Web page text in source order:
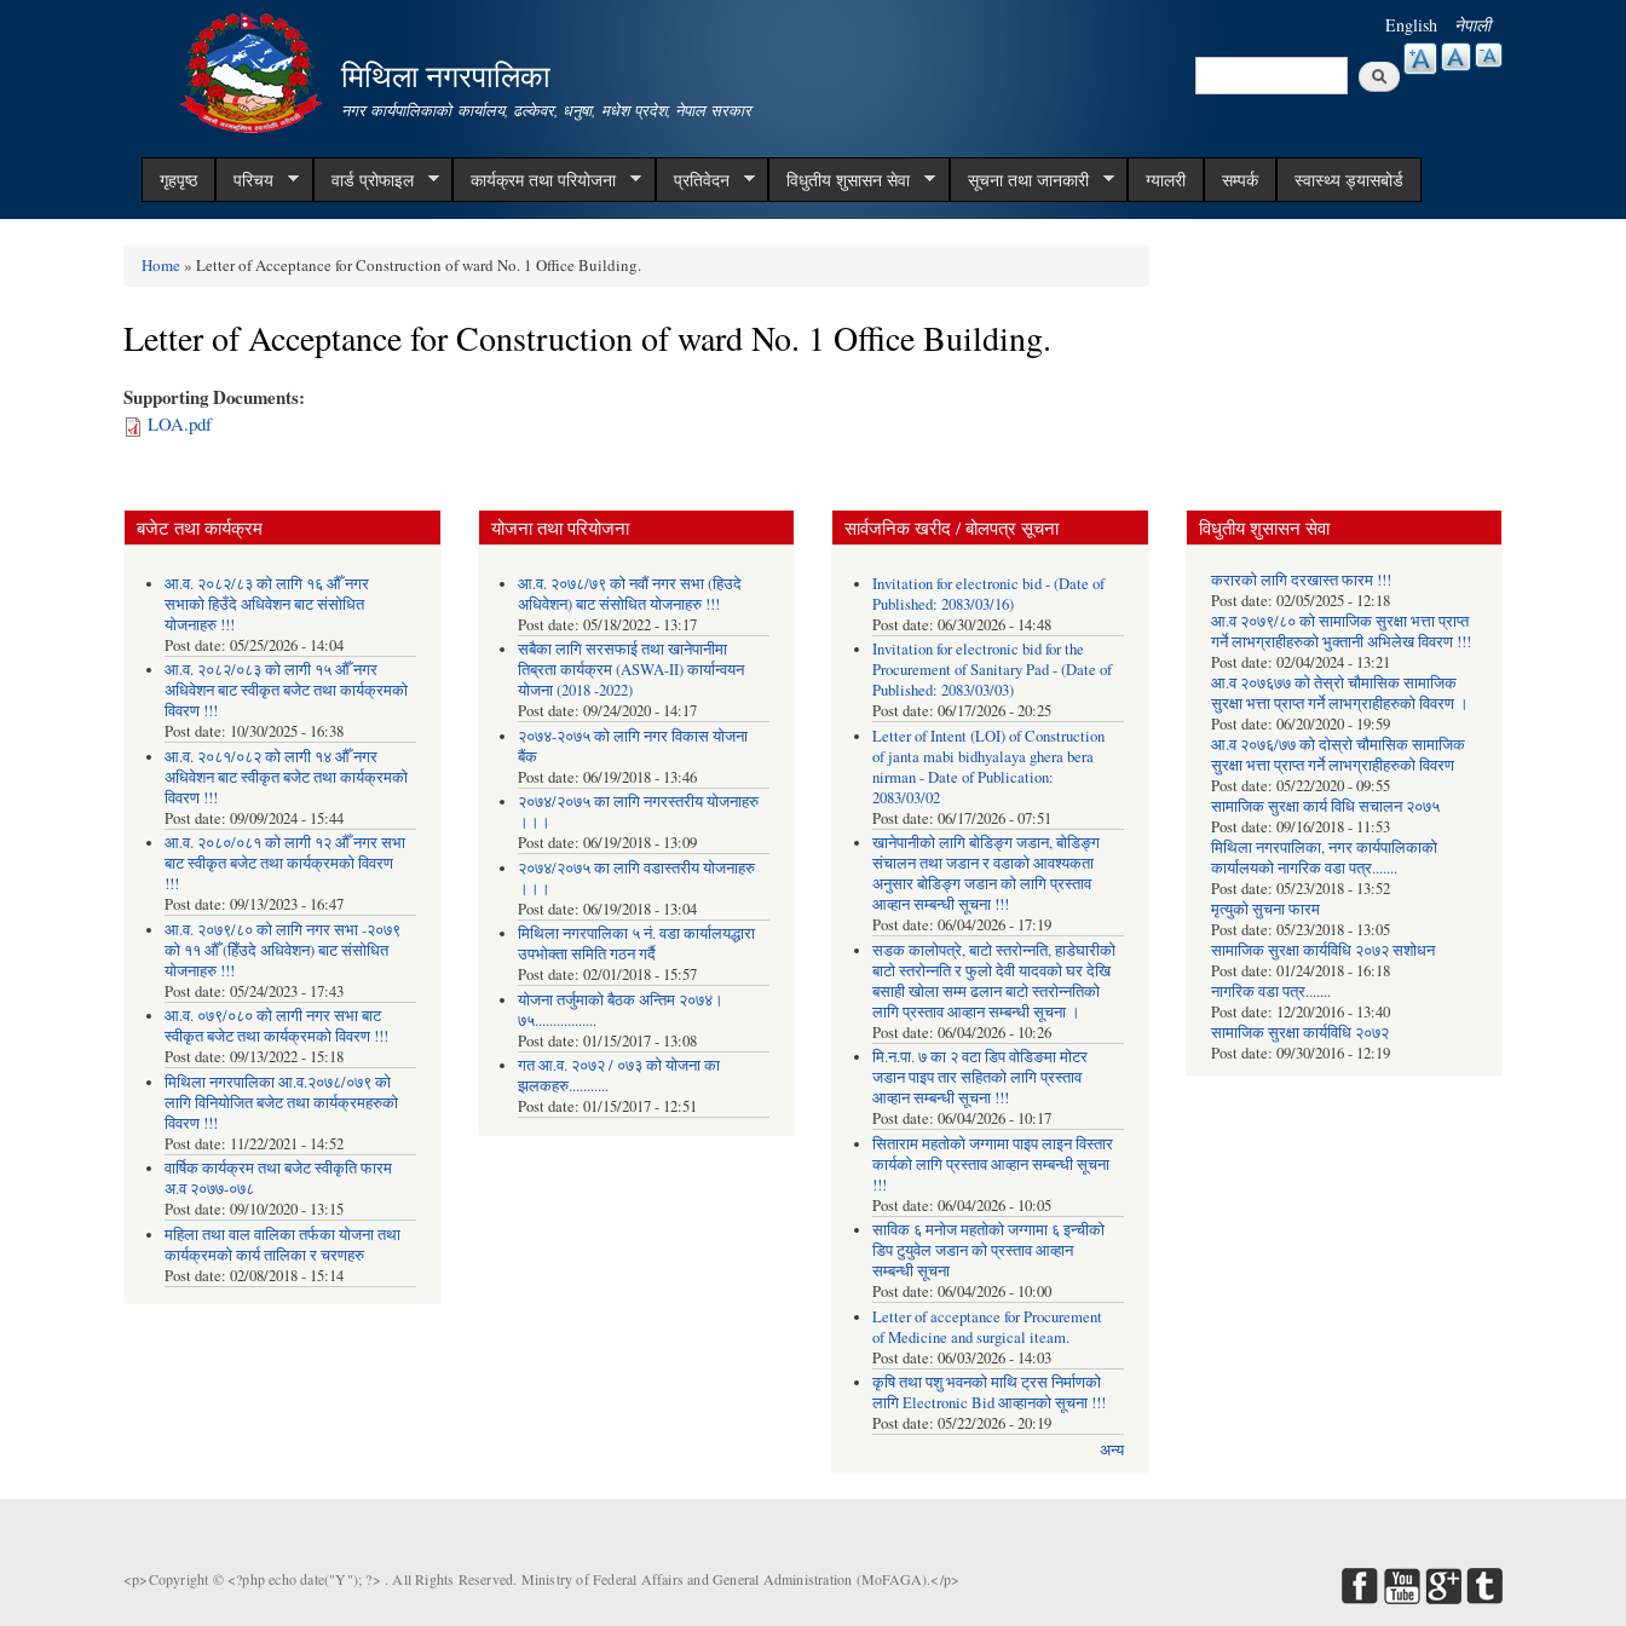
मिथिला नगरपालिका
नगर कार्यपालिकाको कार्यालय, ढल्केवर, धनुषा, मधेश प्रदेश, नेपाल सरकार
English नेपाली
Search
गृहपृष्ठ परिचय वार्ड प्रोफाइल कार्यक्रम तथा परियोजना प्रतिवेदन विधुतीय शुसासन सेवा सूचना तथा जानकारी ग्यालरी सम्पर्क स्वास्थ्य ड्यासबोर्ड
Home» Letter of Acceptance for Construction of ward No. 1 Office Building.
Letter of Acceptance for Construction of ward No. 1 Office Building.
Supporting Documents:
LOA.pdf
बजेट तथा कार्यक्रम
आ.व. २०८२/८३ को लागि १६ औँ नगर
सभाको हिउँदे अधिवेशन बाट संसोधित
योजनाहरु !!!
Post date: 05/25/2026 - 14:04
आ.व. २०८२/०८३ को लागी १५ औँ नगर
अधिवेशन बाट स्वीकृत बजेट तथा कार्यक्रमको
विवरण !!!
Post date: 10/30/2025 - 16:38
आ.व. २०८१/०८२ को लागी १४ औँ नगर
अधिवेशन बाट स्वीकृत बजेट तथा कार्यक्रमको
विवरण !!!
Post date: 09/09/2024 - 15:44
आ.व. २०८०/०८१ को लागी १२ औँ नगर सभा
बाट स्वीकृत बजेट तथा कार्यक्रमको विवरण
!!!
Post date: 09/13/2023 - 16:47
आ.व. २०७९/८० को लागि नगर सभा -२०७९
को ११ औँ (हिँउदे अधिवेशन) बाट संसोधित
योजनाहरु !!!
Post date: 05/24/2023 - 17:43
आ.व. ०७९/०८० को लागी नगर सभा बाट
स्वीकृत बजेट तथा कार्यक्रमको विवरण !!!
Post date: 09/13/2022 - 15:18
मिथिला नगरपालिका आ.व.२०७८/०७९ को
लागि विनियोजित बजेट तथा कार्यक्रमहरुको
विवरण !!!
Post date: 11/22/2021 - 14:52
वार्षिक कार्यक्रम तथा बजेट स्वीकृति फारम
अ.व २०७७-०७८
Post date: 09/10/2020 - 13:15
महिला तथा वाल वालिका तर्फका याेजना तथा
कार्यक्रमकाे कार्य तालिका र चरणहरु
Post date: 02/08/2018 - 15:14
योजना तथा परियोजना
आ.व. २०७८/७९ को नवौं नगर सभा (हिउदे
अधिवेशन) बाट संसोधित योजनाहरु !!!
Post date:05/18/2022 - 13:17
सबैका लागि सरसफाई तथा खानेपानीमा
तिब्रता कार्यक्रम (ASWA-II) कार्यान्वयन
योजना (2018 -2022)
Post date:09/24/2020 - 14:17
२०७४-२०७५ को लागि नगर विकास योजना
बैंक
Post date:06/19/2018 - 13:46
२०७४/२०७५ का लागि नगरस्तरीय योजनाहरु
।।।
Post date:06/19/2018 - 13:09
२०७४/२०७५ का लागि वडास्तरीय योजनाहरु
।।।
Post date:06/19/2018 - 13:04
मिथिला नगरपालिका ५ नं. वडा कार्यालयद्धारा
उपभोक्ता समिति गठन गर्दै
Post date:02/01/2018 - 15:57
याेजना तर्जुमाकाे बैठक अन्तिम २०७४।
७५.................
Post date:01/15/2017 - 13:08
गत आ.व. २०७२ / ०७३ को योजना का
झलकहरु...........
Post date:01/15/2017 - 12:51
सार्वजनिक खरीद / बोलपत्र सूचना
Invitation for electronic bid - (Date of
Published: 2083/03/16)
Post date: 06/30/2026 - 14:48
Invitation for electronic bid for the
Procurement of Sanitary Pad - (Date of
Published: 2083/03/03)
Post date: 06/17/2026 - 20:25
Letter of Intent (LOI) of Construction
of janta mabi bidhyalaya ghera bera
nirman - Date of Publication:
2083/03/02
Post date: 06/17/2026 - 07:51
खानेपानीको लागि बोडिङ्ग जडान, बोडिङ्ग
संचालन तथा जडान र वडाको आवश्यकता
अनुसार बोडिङ्ग जडान को लागि प्रस्ताव
आव्हान सम्बन्धी सूचना !!!
Post date: 06/04/2026 - 17:19
सडक कालोपत्रे, बाटो स्तरोन्नति, हाडेघारीको
बाटो स्तरोन्नति र फुलो देवी यादवको घर देखि
बसाही खोला सम्म ढलान बाटो स्तरोन्नतिको
लागि प्रस्ताव आव्हान सम्बन्धी सूचना ।
Post date: 06/04/2026 - 10:26
मि.न.पा. ७ का २ वटा डिप वोडिङमा मोटर
जडान पाइप तार सहितको लागि प्रस्ताव
आव्हान सम्बन्धी सूचना !!!
Post date: 06/04/2026 - 10:17
सिताराम महतोको जग्गामा पाइप लाइन विस्तार
कार्यको लागि प्रस्ताव आव्हान सम्बन्धी सूचना
!!!
Post date: 06/04/2026 - 10:05
साविक ६ मनोज महतोको जग्गामा ६ इन्चीको
डिप टुयुवेल जडान को प्रस्ताव आव्हान
सम्बन्धी सूचना
Post date: 06/04/2026 - 10:00
Letter of acceptance for Procurement
of Medicine and surgical iteam.
Post date: 06/03/2026 - 14:03
कृषि तथा पशु भवनको माथि ट्रस निर्माणको
लागि Electronic Bid आव्हानको सूचना !!!
Post date: 05/22/2026 - 20:19
अन्य
विधुतीय शुसासन सेवा
करारको लागि दरखास्त फारम !!!
Post date: 02/05/2025 - 12:18
आ.व २०७९/८० को सामाजिक सुरक्षा भत्ता प्राप्त
गर्ने लाभग्राहीहरुको भुक्तानी अभिलेख विवरण !!!
Post date: 02/04/2024 - 13:21
आ.व २०७६७७ को तेस्रो चौमासिक सामाजिक
सुरक्षा भत्ता प्राप्त गर्ने लाभग्राहीहरुको विवरण ।
Post date: 06/20/2020 - 19:59
आ.व २०७६/७७ को दोस्रो चौमासिक सामाजिक
सुरक्षा भत्ता प्राप्त गर्ने लाभग्राहीहरुको विवरण
Post date: 05/22/2020 - 09:55
सामाजिक सुरक्षा कार्य विधि स‌चालन २०७५
Post date: 09/16/2018 - 11:53
मिथिला नगरपालिका, नगर कार्यपालिकाको
कार्यालयकाे नागरिक वडा पत्र.......
Post date: 05/23/2018 - 13:52
मृत्युको सुचना फारम
Post date: 05/23/2018 - 13:05
सामाजिक सुरक्षा कार्यविधि २०७२ स‌शाेधन
Post date: 01/24/2018 - 16:18
नागरिक वडा पत्र.......
Post date: 12/20/2016 - 13:40
सामाजिक सुरक्षा कार्यविधि २०७२
Post date: 09/30/2016 - 12:19
<p>Copyright © <?php echo date("Y"); ?> . All Rights Reserved. Ministry of Federal Affairs and General Administration (MoFAGA).</p>